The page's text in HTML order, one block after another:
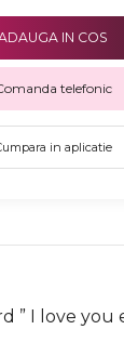
IN COS
telefonic
in aplicatie
” I love you